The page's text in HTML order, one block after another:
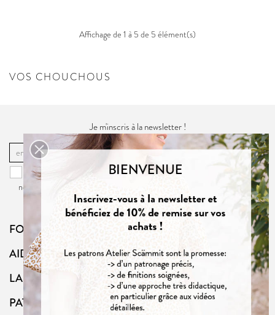
Affichage de 1 à 5 de 5 élément(s)
VOS CHOUCHOUS
Je m'inscris à la newsletter !
OK
Vous pouvez vous désinscrire à tout moment. Vous trouverez pour cela
nos informations de contact dans la
du site.
FOLLOW US
AIDE
LA BOUTIQUE
PATRONS